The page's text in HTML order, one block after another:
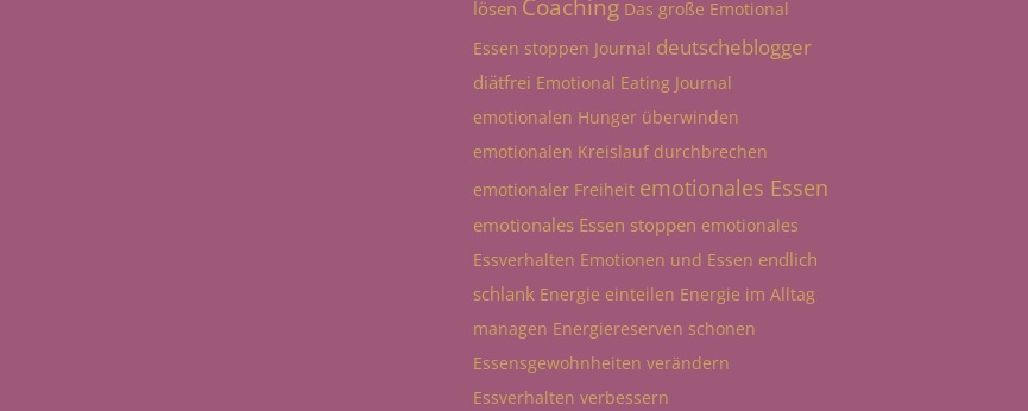
lösen Coaching Das große Emotional
Essen stoppen Journal deutscheblogger
diätfrei Emotional Eating Journal
emotionalen Hunger überwinden
emotionalen Kreislauf durchbrechen
emotionaler Freiheit emotionales Essen
emotionales Essen stoppen emotionales
Essverhalten Emotionen und Essen endlich
schlank Energie einteilen Energie im Alltag
managen Energiereserven schonen
Essensgewohnheiten verändern
Essverhalten verbessern